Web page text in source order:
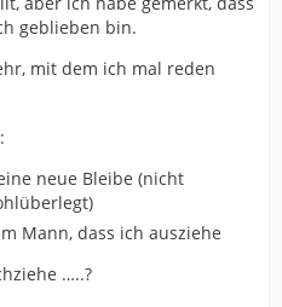
geblieben bin.
mit dem ich mal reden
neue Bleibe (nicht
Mann, dass ich ausziehe
…..?